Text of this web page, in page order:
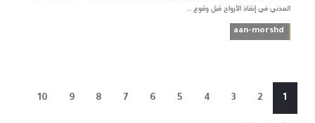
المدني في إنقاذ الأرواح قبل وقوع ...
aan-morshd
1
2
3
4
5
6
7
8
9
10